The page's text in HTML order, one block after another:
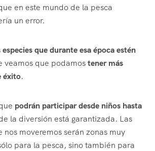
en este mundo de la pesca
un error.
especies que durante esa época estén
veamos que podamostener más
éxito.
podrán participar desde niños hasta
la diversión está garantizada. Las
nos moveremos serán zonas muy
para la pesca, sino también para